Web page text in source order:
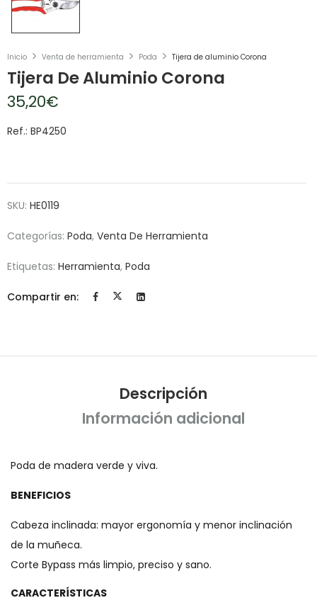
Inicio Venta de herramienta Poda Tijera de aluminio Corona
Tijera De Aluminio Corona
35,20€
Ref.: BP4250
SKU: HE0119
Categorías: Poda, Venta De Herramienta
Etiquetas: Herramienta, Poda
Compartir en:
Descripción
Información adicional
Poda de madera verde y viva.
BENEFICIOS
Cabeza inclinada: mayor ergonomía y menor inclinación
de la muñeca.
Corte Bypass más limpio, preciso y sano.
CARACTERÍSTICAS